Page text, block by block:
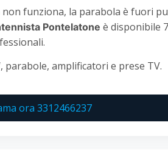
non funziona, la parabola è fuori
Pontelatone è disponibile
amplificatori e prese TV.
ora 3312466237